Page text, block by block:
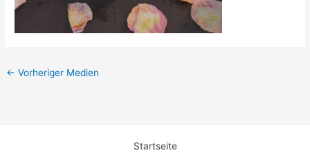
← Vorheriger Medien
Startseite